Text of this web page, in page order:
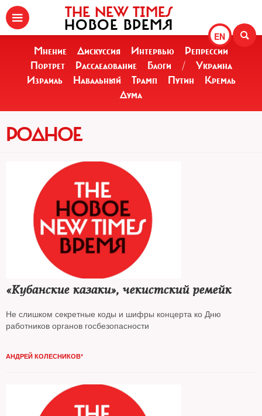
EN
THE NEW TIMES
НОВОЕ ВРЕМЯ
Мнение Дискуссия Интервью
Репрессии
Портрет
Расследование Блоги /
Украина
Израиль
Навальный Трамп Путин
Кремль
Дума
РОДНОЕ
«Кубанские казаки», чекистский ремейк
Не слишком секретные коды и шифры концерта ко Дню
работников органов госбезопасности
АНДРЕЙ КОЛЕСНИКОВ*